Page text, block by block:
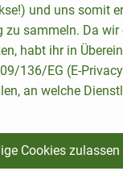
Eine grüne
Boskoop Schmitz-
ist diese alte
genießbar.
hohen
Geschmacklich ist
und uns somit
zu sammeln. Da wir
habt ihr in
136/EG (E-
an welche
Cookies zulassen